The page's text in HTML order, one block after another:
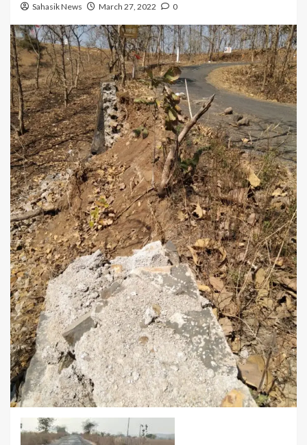
Sahasik News March 27, 2022 0